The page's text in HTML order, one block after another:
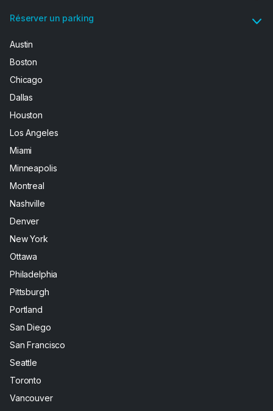
Réserver un parking
Austin
Boston
Chicago
Dallas
Houston
Los Angeles
Miami
Minneapolis
Montreal
Nashville
Denver
New York
Ottawa
Philadelphia
Pittsburgh
Portland
San Diego
San Francisco
Seattle
Toronto
Vancouver